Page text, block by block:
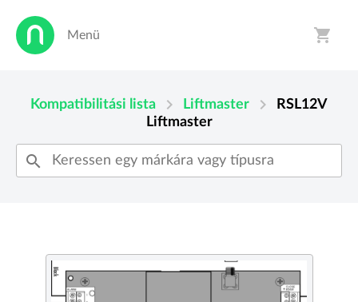
Menü shopping_cart
Kompatibilitási lista chevron_right Liftmaster chevron_right
RSL12V
Liftmaster
search